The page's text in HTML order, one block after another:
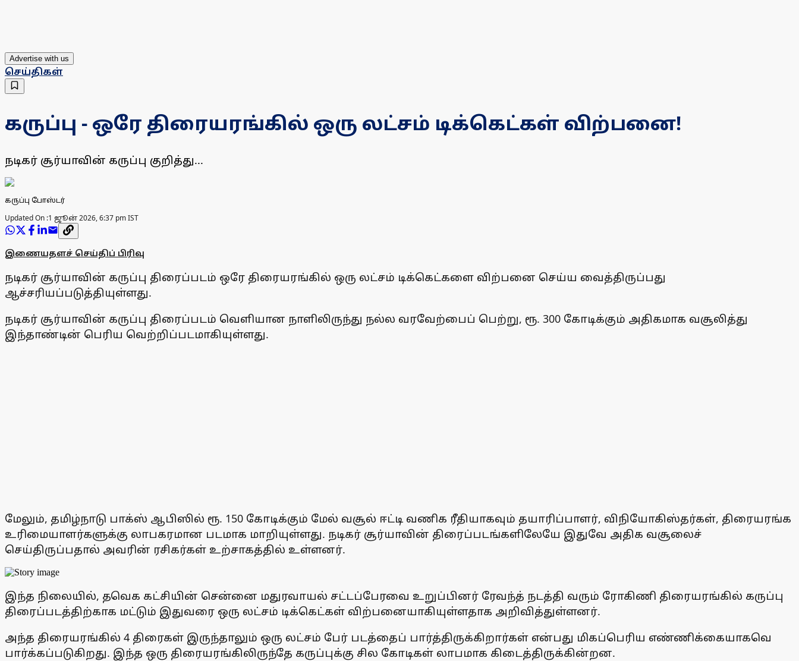
Advertise with us
செய்திகள்
கருப்பு - ஒரே திரையரங்கில் ஒரு லட்சம் டிக்கெட்கள் விற்பனை!
நடிகர் சூர்யாவின் கருப்பு குறித்து...
கருப்பு போஸ்டர்
Updated On :1 ஜூன் 2026, 6:37 pm IST
இணையதளச் செய்திப் பிரிவு
நடிகர் சூர்யாவின் கருப்பு திரைப்படம் ஒரே திரையரங்கில் ஒரு லட்சம் டிக்கெட்களை விற்பனை செய்ய வைத்திருப்பது
ஆச்சரியப்படுத்தியுள்ளது.
நடிகர் சூர்யாவின் கருப்பு திரைப்படம் வெளியான நாளிலிருந்து நல்ல வரவேற்பைப் பெற்று, ரூ. 300 கோடிக்கும் அதிகமாக வசூலித்து
இந்தாண்டின் பெரிய வெற்றிப்படமாகியுள்ளது.
மேலும், தமிழ்நாடு பாக்ஸ் ஆபிஸில் ரூ. 150 கோடிக்கும் மேல் வசூல் ஈட்டி வணிக ரீதியாகவும் தயாரிப்பாளர், விநியோகிஸ்தர்கள், திரையரங்க
உரிமையாளர்களுக்கு லாபகரமான படமாக மாறியுள்ளது. நடிகர் சூர்யாவின் திரைப்படங்களிலேயே இதுவே அதிக வசூலைச்
செய்திருப்பதால் அவரின் ரசிகர்கள் உற்சாகத்தில் உள்ளனர்.
இந்த நிலையில், தவெக கட்சியின் சென்னை மதுரவாயல் சட்டப்பேரவை உறுப்பினர் ரேவந்த் நடத்தி வரும் ரோகிணி திரையரங்கில் கருப்பு
திரைப்படத்திற்காக மட்டும் இதுவரை ஒரு லட்சம் டிக்கெட்கள் விற்பனையாகியுள்ளதாக அறிவித்துள்ளனர்.
அந்த திரையரங்கில் 4 திரைகள் இருந்தாலும் ஒரு லட்சம் பேர் படத்தைப் பார்த்திருக்கிறார்கள் என்பது மிகப்பெரிய எண்ணிக்கையாகவெ
பார்க்கப்படுகிறது. இந்த ஒரு திரையரங்கிலிருந்தே கருப்புக்கு சில கோடிகள் லாபமாக கிடைத்திருக்கின்றன.